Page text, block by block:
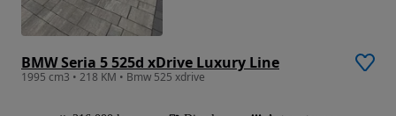
BMW Seria 5 525d xDrive Luxury Line
1995 cm3 • 218 KM • Bmw 525 xdrive